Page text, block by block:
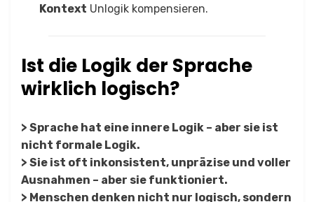
Kontext Unlogik kompensieren.
Ist die Logik der Sprache
wirklich logisch?
> Sprache hat eine innere Logik – aber sie ist
nicht formale Logik.
> Sie ist oft inkonsistent, unpräzise und voller
Ausnahmen – aber sie funktioniert.
> Menschen denken nicht nur logisch, sondern